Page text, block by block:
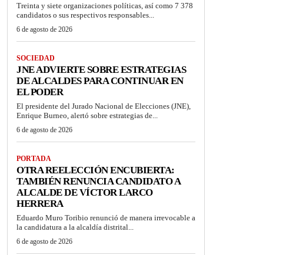
Treinta y siete organizaciones políticas, así como 7 378
candidatos o sus respectivos responsables...
6 de agosto de 2026
SOCIEDAD
JNE ADVIERTE SOBRE ESTRATEGIAS
DE ALCALDES PARA CONTINUAR EN
EL PODER
El presidente del Jurado Nacional de Elecciones (JNE),
Enrique Burneo, alertó sobre estrategias de...
6 de agosto de 2026
PORTADA
OTRA REELECCIÓN ENCUBIERTA:
TAMBIÉN RENUNCIA CANDIDATO A
ALCALDE DE VÍCTOR LARCO
HERRERA
Eduardo Muro Toribio renunció de manera irrevocable a
la candidatura a la alcaldía distrital...
6 de agosto de 2026